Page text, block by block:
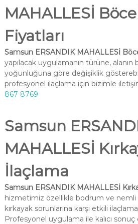
MAHALLESİ
Fiyatları
Samsun ERSANDIK MAHALLESİ
yapılacak uygulamanın türüne,
yoğunluğuna göre değişiklik
profesyonel ilaçlama için bizimle
867 8769
Samsun
MAHALLESİ
İlaçlama
Samsun ERSANDIK MAHALLESİ
hizmetimiz özellikle bodrum ve nemli
kırkayak sorunlarına karşı etkili
Profesyonel uygulama ile kalıcı sonuç